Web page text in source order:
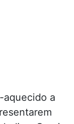
aquecido a